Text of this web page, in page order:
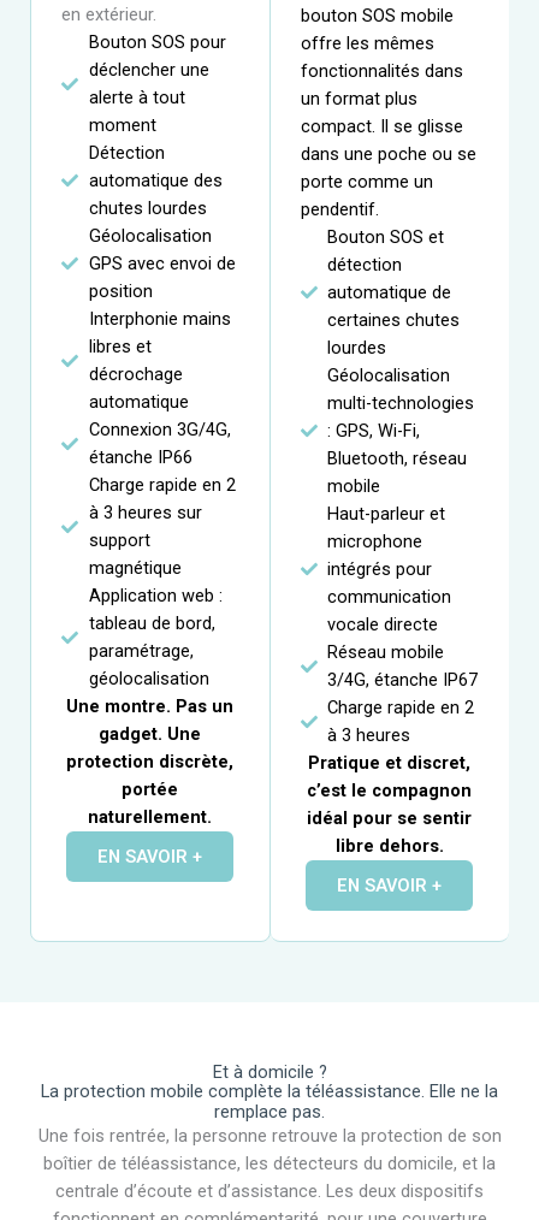
en extérieur.
Bouton SOS pour
déclencher une
alerte à tout
moment
Détection
automatique des
chutes lourdes
Géolocalisation
GPS avec envoi de
position
Interphonie mains
libres et
décrochage
automatique
Connexion 3G/4G,
étanche IP66
Charge rapide en 2
à 3 heures sur
support
magnétique
Application web :
tableau de bord,
paramétrage,
géolocalisation
Une montre. Pas un
gadget. Une
protection discrète,
portée
naturellement.
EN SAVOIR +
bouton SOS mobile
offre les mêmes
fonctionnalités dans
un format plus
compact. Il se glisse
dans une poche ou se
porte comme un
pendentif.
Bouton SOS et
détection
automatique de
certaines chutes
lourdes
Géolocalisation
multi-technologies
: GPS, Wi-Fi,
Bluetooth, réseau
mobile
Haut-parleur et
microphone
intégrés pour
communication
vocale directe
Réseau mobile
3/4G, étanche IP67
Charge rapide en 2
à 3 heures
Pratique et discret,
c’est le compagnon
idéal pour se sentir
libre dehors.
EN SAVOIR +
Et à domicile ?
La protection mobile complète la téléassistance. Elle ne la
remplace pas.
Une fois rentrée, la personne retrouve la protection de son
boîtier de téléassistance, les détecteurs du domicile, et la
centrale d’écoute et d’assistance. Les deux dispositifs